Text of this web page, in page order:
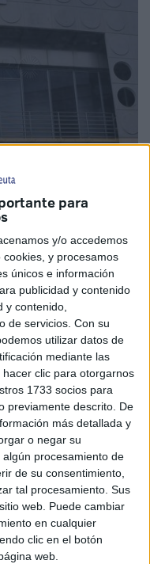
para
y/o accedemos
y procesamos
únicos e información
publicidad y contenido
y contenido,
de servicios. Con su
utilizar datos de
mediante las
clic para otorgarnos
1733 socios para
previamente descrito. De
más detallada y
o negar su
procesamiento de
de su consentimiento,
tal procesamiento. Sus
web. Puede cambiar
en cualquier
clic en el botón
web.
extranjeros a la
al régimen
con los datos
.
es el que se va a
pierdan todos los
por
está
que exige
a ver un descenso en
Ceuta al menos en